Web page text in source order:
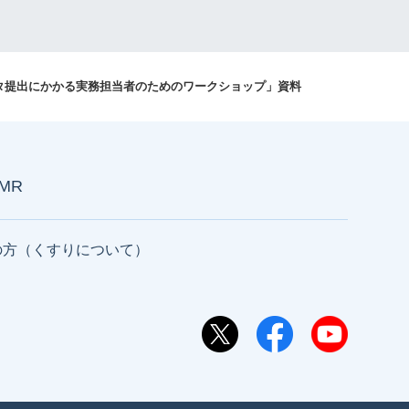
出にかかる実務担当者のためのワークショップ」資料
（くすりについて）